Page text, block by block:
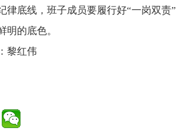
律底线，班子成员要履行好“一岗双责
明的底色。
黎红伟